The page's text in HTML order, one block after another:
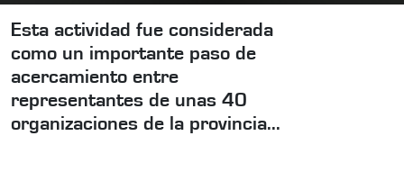
Esta actividad fue considerada
como un importante paso de
acercamiento entre
representantes de unas 40
organizaciones de la provincia...